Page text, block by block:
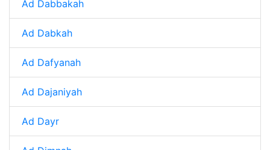
Ad Dabbakah
Ad Dabkah
Ad Dafyanah
Ad Dajaniyah
Ad Dayr